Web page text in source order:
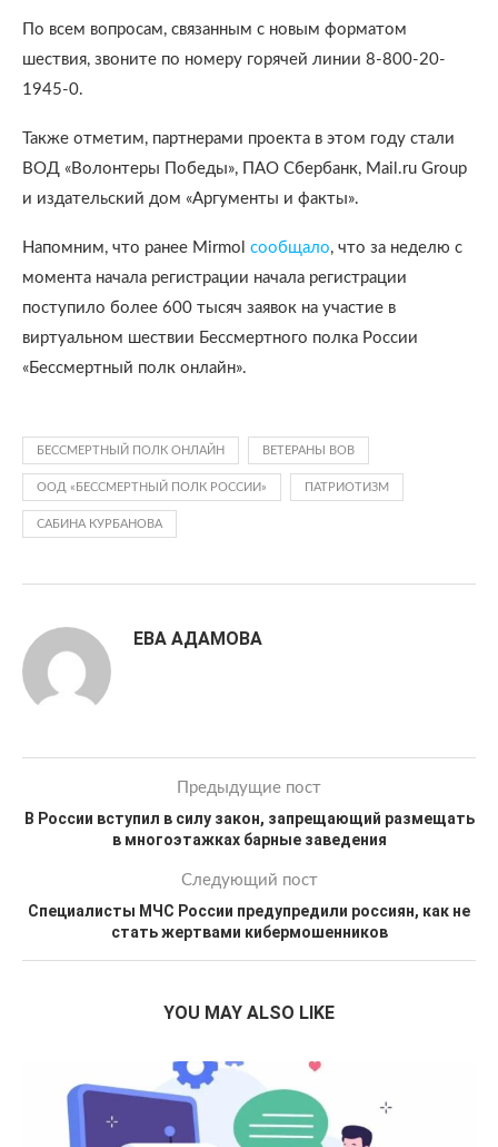
По всем вопросам, связанным с новым форматом
шествия, звоните по номеру горячей линии 8-800-20-
1945-0.
Также отметим, партнерами проекта в этом году стали
ВОД «Волонтеры Победы», ПАО Сбербанк, Mail.ru Group
и издательский дом «Аргументы и факты».
Напомним, что ранее Mirmol сообщало, что за неделю с
момента начала регистрации начала регистрации
поступило более 600 тысяч заявок на участие в
виртуальном шествии Бессмертного полка России
«Бессмертный полк онлайн».
БЕССМЕРТНЫЙ ПОЛК ОНЛАЙН ВЕТЕРАНЫ ВОВ
ООД «БЕССМЕРТНЫЙ ПОЛК РОССИИ» ПАТРИОТИЗМ
САБИНА КУРБАНОВА
ЕВА АДАМОВА
Предыдущие пост
В России вступил в силу закон, запрещающий размещать
в многоэтажках барные заведения
Следующий пост
Специалисты МЧС России предупредили россиян, как не
стать жертвами кибермошенников
YOU MAY ALSO LIKE